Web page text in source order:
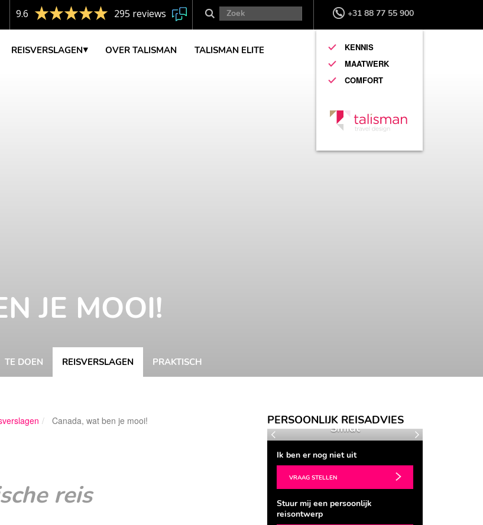
9.6 295 reviews +31 88 77 55 900
KENNIS
MAATWERK
COMFORT
REISVERSLAGEN OVER TALISMAN TALISMAN ELITE
JE MOOI!
TE DOEN REISVERSLAGEN PRAKTISCH
Canada, wat ben je mooi!
reis
PERSOONLIJK REISADVIES
Nieuwenhuijsen
Seraphine de
Smidt
Vorige Volgende
Ik ben er nog niet uit
VRAAG STELLEN
Stuur mij een persoonlijk
reisontwerp